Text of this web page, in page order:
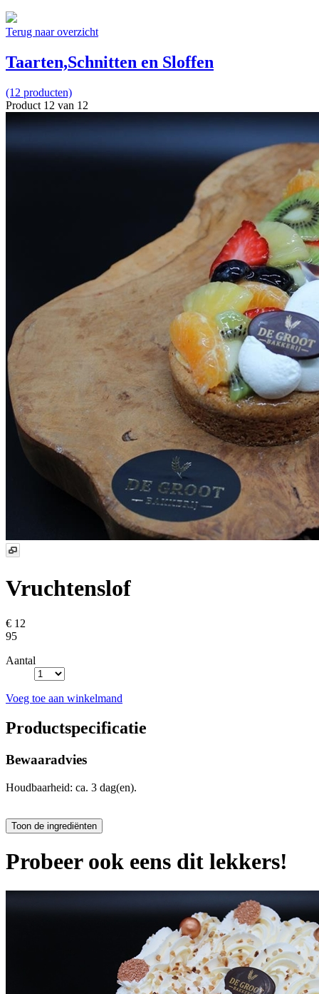
Terug naar overzicht
Taarten,Schnitten en Sloffen
(12 producten)
Product 12 van 12
Vruchtenslof
€ 12
95
Aantal
Voeg toe aan winkelmand
Productspecificatie
Bewaaradvies
Houdbaarheid: ca. 3 dag(en).
Probeer ook eens dit lekkers!